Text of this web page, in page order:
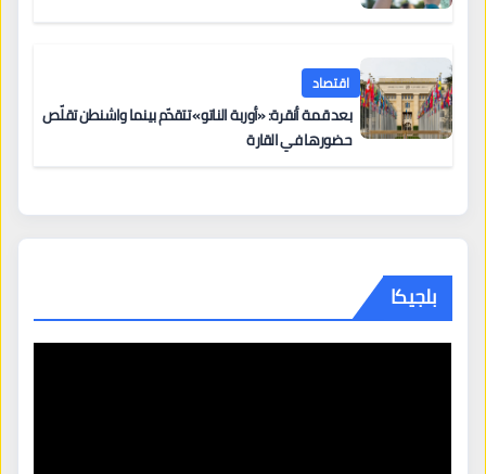
اقتصاد
بعد قمة أنقرة: «أوربة الناتو» تتقدّم بينما واشنطن تقلّص
حضورها في القارة
بلجيكا